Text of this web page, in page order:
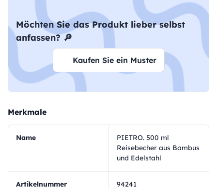
Möchten Sie das Produkt lieber selbst
anfassen? 🔎
Kaufen Sie ein Muster
Merkmale
Name
PIETRO. 500 ml
Reisebecher aus Bambus
und Edelstahl
Artikelnummer 94241